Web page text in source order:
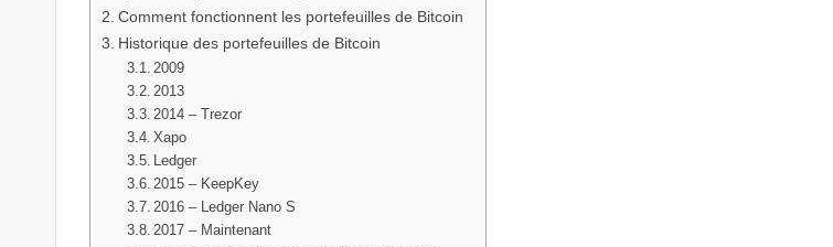
Comment fonctionnent les portefeuilles de Bitcoin
Historique des portefeuilles de Bitcoin
2009
2013
2014 – Trezor
Xapo
Ledger
2015 – KeepKey
2016 – Ledger Nano S
2017 – Maintenant